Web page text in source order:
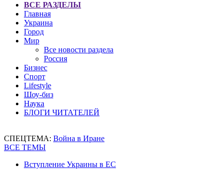
ВСЕ РАЗДЕЛЫ
Главная
Украина
Город
Мир
Все новости раздела
Россия
Бизнес
Спорт
Lifestyle
Шоу-биз
Наука
БЛОГИ ЧИТАТЕЛЕЙ
СПЕЦТЕМА: Война в Иране
ВСЕ ТЕМЫ
Вступление Украины в ЕС